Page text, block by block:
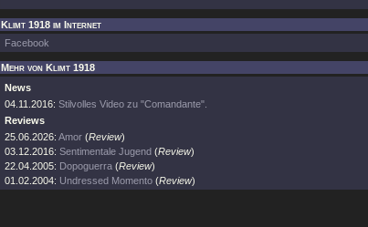
Klimt 1918 im Internet
Facebook
Mehr von Klimt 1918
News
04.11.2016: Stilvolles Video zu "Comandante".
Reviews
25.06.2026: Amor (Review)
03.12.2016: Sentimentale Jugend (Review)
22.04.2005: Dopoguerra (Review)
01.02.2004: Undressed Momento (Review)